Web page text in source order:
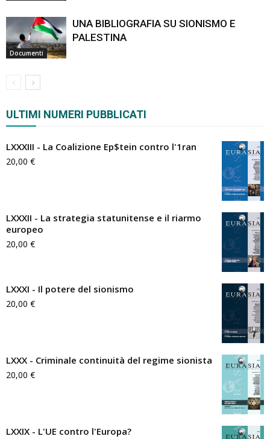
Documenti
UNA BIBLIOGRAFIA SU SIONISMO E
PALESTINA
ULTIMI NUMERI PUBBLICATI
LXXXIII - La Coalizione Ep$tein contro l'1ran
20,00 €
LXXXII - La strategia statunitense e il riarmo
europeo
20,00 €
LXXXI - Il potere del sionismo
20,00 €
LXXX - Criminale continuità del regime sionista
20,00 €
LXXIX - L'UE contro l'Europa?